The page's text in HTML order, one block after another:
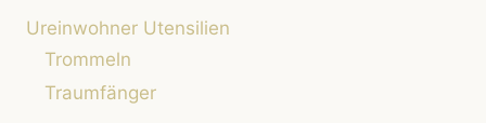
Ureinwohner Utensilien
Trommeln
Traumfänger